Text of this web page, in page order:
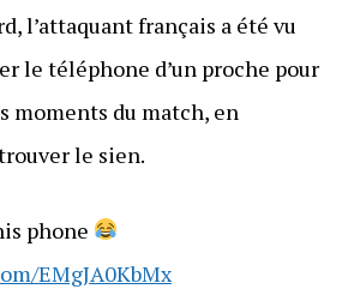
l’attaquant français a été vu
le téléphone d’un proche pour
moments du match, en
le sien.
phone
EMgJA0KbMx